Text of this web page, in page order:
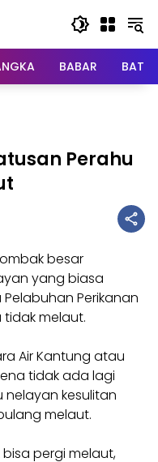
BABAR
Perahu
besar
yang biasa
Perikanan
tidak melaut.
Air Kantung atau
tidak ada lagi
kesulitan
melaut.
pergi melaut,